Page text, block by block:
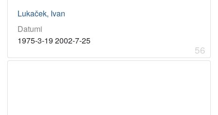
Lukaček, Ivan
Datumi
1975-3-19 2002-7-25
56